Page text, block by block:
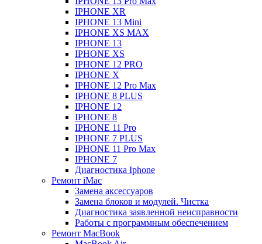
IPHONE XR
IPHONE 13 Mini
IPHONE XS MAX
IPHONE 13
IPHONE XS
IPHONE 12 PRO
IPHONE X
IPHONE 12 Pro Max
IPHONE 8 PLUS
IPHONE 12
IPHONE 8
IPHONE 11 Pro
IPHONE 7 PLUS
IPHONE 11 Pro Max
IPHONE 7
Диагностика Iphone
Ремонт iMac
Замена аксессуаров
Замена блоков и модулей. Чистка
Диагностика заявленной неисправности
Работы с программным обеспечением
Ремонт MacBook